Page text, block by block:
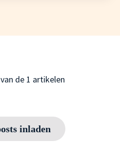
van de 1 artikelen
inladen